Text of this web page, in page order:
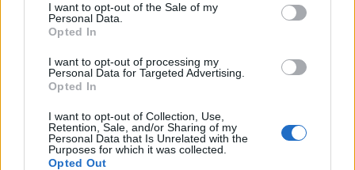
I want to opt-out of the Sale of my
Personal Data.
Opted In
I want to opt-out of processing my
Personal Data for Targeted Advertising.
Opted In
I want to opt-out of Collection, Use,
Retention, Sale, and/or Sharing of my
Personal Data that Is Unrelated with the
Purposes for which it was collected.
Opted Out